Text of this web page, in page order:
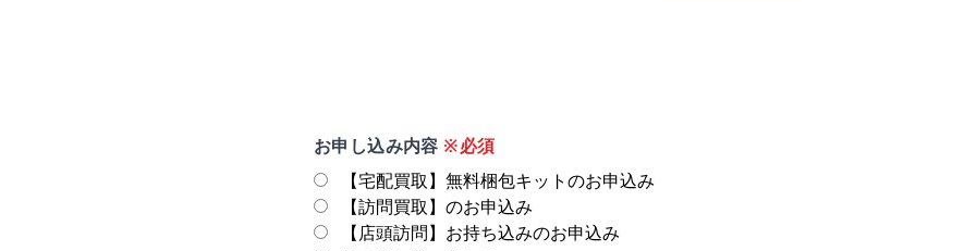
お申し込み内容 ※必須
【宅配買取】無料梱包キットのお申込み
【訪問買取】のお申込み
【店頭訪問】お持ち込みのお申込み